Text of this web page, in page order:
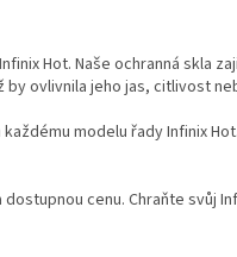
Hot. Naše ochranná skla
ovlivnila jeho jas, citlivost
modelu řady Infinix
cenu. Chraňte svůj